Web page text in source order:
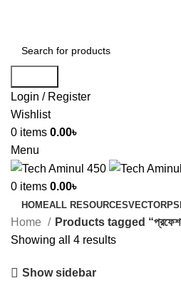
Login / Register
Wishlist
0 items 0.00৳
Menu
0 items 0.00৳
HOMEALL RESOURCESVECTOR
Home
Products tagged “প্রফেশনাল
Showing all 4 results
Show sidebar